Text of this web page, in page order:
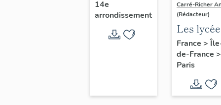
14e
arrondissement
Carré-Richer
(Rédacteur)
Les
Jean-
Dondel
Roger
Dhuit
France >
de-France >
Paris